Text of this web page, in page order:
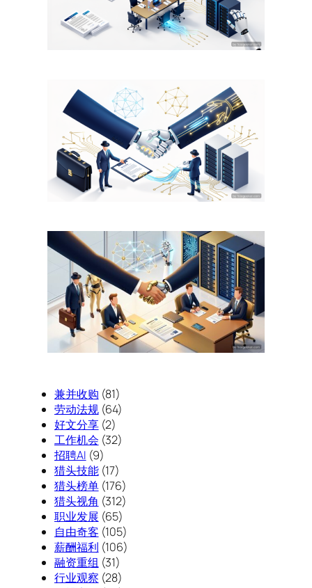
兼并收购 (81)
劳动法规(64)
好文分享(2)
工作机会 (32)
招聘AI (9)
猎头技能(17)
猎头榜单(176)
猎头视角 (312)
职业发展 (65)
自由奇客 (105)
薪酬福利 (106)
融资重组 (31)
行业观察 (28)